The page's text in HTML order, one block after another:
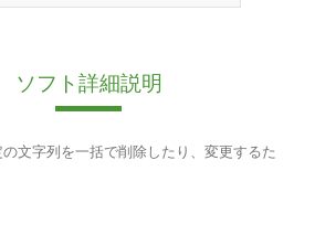
ソフト詳細説明
文字列を一括で削除したり、変更するた